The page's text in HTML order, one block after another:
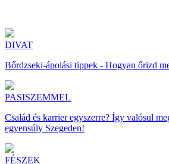
DIVAT
Bőrdzseki-ápolási tippek - Hogyan őrizd
PASISZEMMEL
Család és karrier egyszerre? Így valósul
egyensúly Szegeden!
FÉSZEK